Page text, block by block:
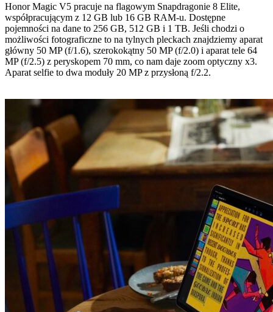
Honor Magic V5 pracuje na flagowym Snapdragonie 8 Elite,
współpracującym z 12 GB lub 16 GB RAM-u. Dostępne
pojemności na dane to 256 GB, 512 GB i 1 TB. Jeśli chodzi o
możliwości fotograficzne to na tylnych pleckach znajdziemy aparat
główny 50 MP (f/1.6), szerokokątny 50 MP (f/2.0) i aparat tele 64
MP (f/2.5) z peryskopem 70 mm, co nam daje zoom optyczny x3.
Aparat selfie to dwa moduły 20 MP z przysłoną f/2.2.